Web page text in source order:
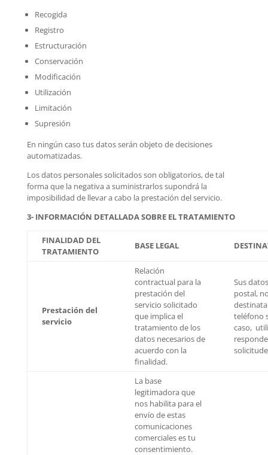
Recogida
Registro
Estructuración
Conservación
Modificación
Utilización
Limitación
Supresión
En ningún caso tus datos serán objeto de decisiones
automatizadas.
Los datos personales solicitados son obligatorios, de tal
forma que la negativa a suministrarlos supondrá la
imposibilidad de llevar a cabo la prestación del servicio.
3- INFORMACIÓN DETALLADA SOBRE EL TRATAMIENTO
FINALIDAD DEL
TRATAMIENTO
BASE LEGAL
Prestación del
servicio
Relación
contractual para la
prestación del
servicio solicitado
que implica el
tratamiento de los
datos necesarios de
acuerdo con la
finalidad.
Sus
postal,
teléfono
caso,
La base
legitimadora que
nos habilita para el
envío de estas
comunicaciones
comerciales es tu
consentimiento.